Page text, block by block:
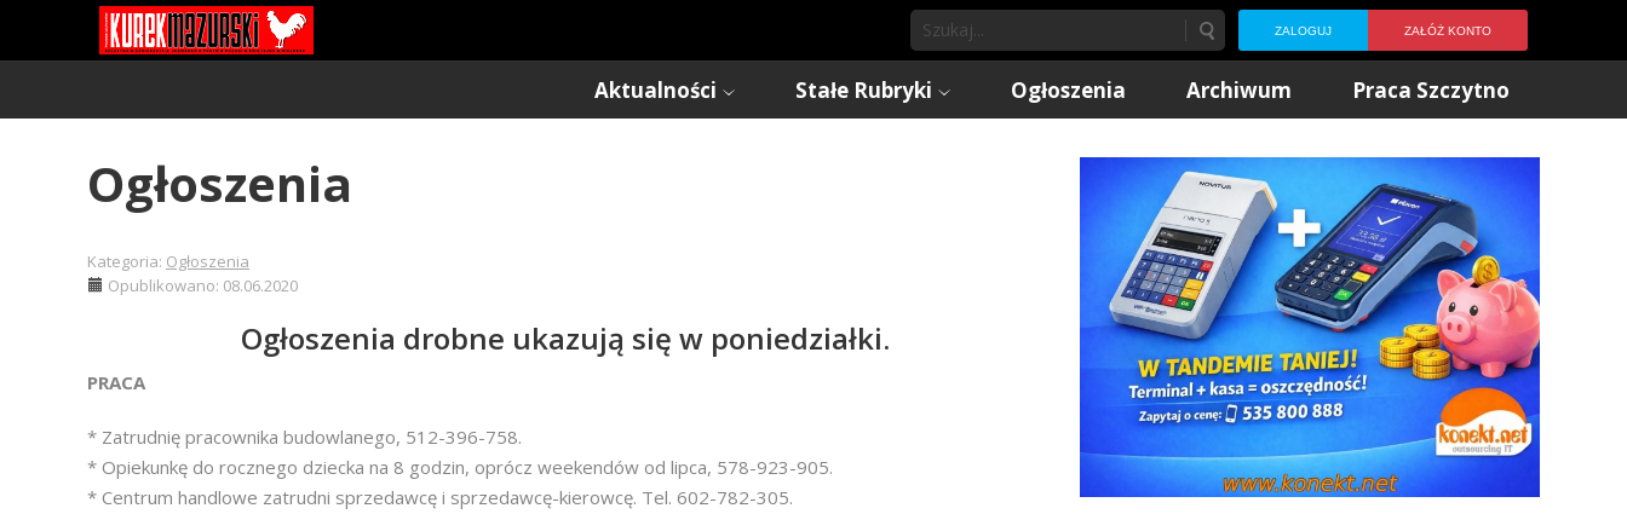
ZALOGUJ ZAŁÓŻ KONTO
Aktualności Stałe Rubryki Ogłoszenia Archiwum Praca Szczytno
Ogłoszenia
Kategoria: Ogłoszenia
Opublikowano: 08.06.2020
Ogłoszenia drobne ukazują się w poniedziałki.
PRACA
* Zatrudnię pracownika budowlanego, 512-396-758.
* Opiekunkę do rocznego dziecka na 8 godzin, oprócz weekendów od lipca, 578-923-905.
* Centrum handlowe zatrudni sprzedawcę i sprzedawcę-kierowcę. Tel. 602-782-305.